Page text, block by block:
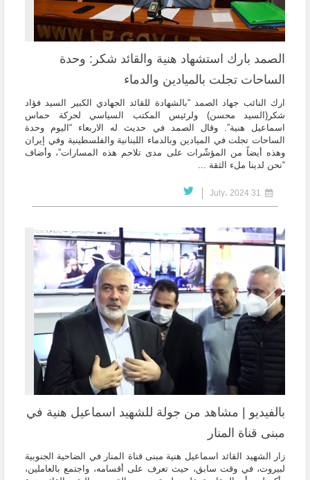
الصمد بارك استشهاد هنية والقائد شكر: وحدة
الساحات تجلت بالميادين والدماء
ارك النائب جهاد الصمد “بالشهادة للقائد الجهادي الكبير السيد فؤاد
شكر(السيد محسن) ولرئيس المكتب السياسي لحركة حماس
اسماعيل هنية”. وقال الصمد في حديث له الاربعاء “اليوم وحدة
الساحات تجلت في الميادين وبالدماء اللبنانية والفلسطينية وفي إيران
وهذه أيضاً من المؤشّرات على مدى تلاحم هذه المسارات”، وأضاف
“نحن لدينا ملء الثقة ...
بالفيديو | مشاهد من جولة للشهيد اسماعيل هنية في
مبنى قناة المنار
زار الشهيد القائد اسماعيل هنية مبنى قناة المنار في الضاحية الجنوبية
لبيروت، في وقت سابق، حيث تعرف على أقسامه، واجتمع بالعاملين،